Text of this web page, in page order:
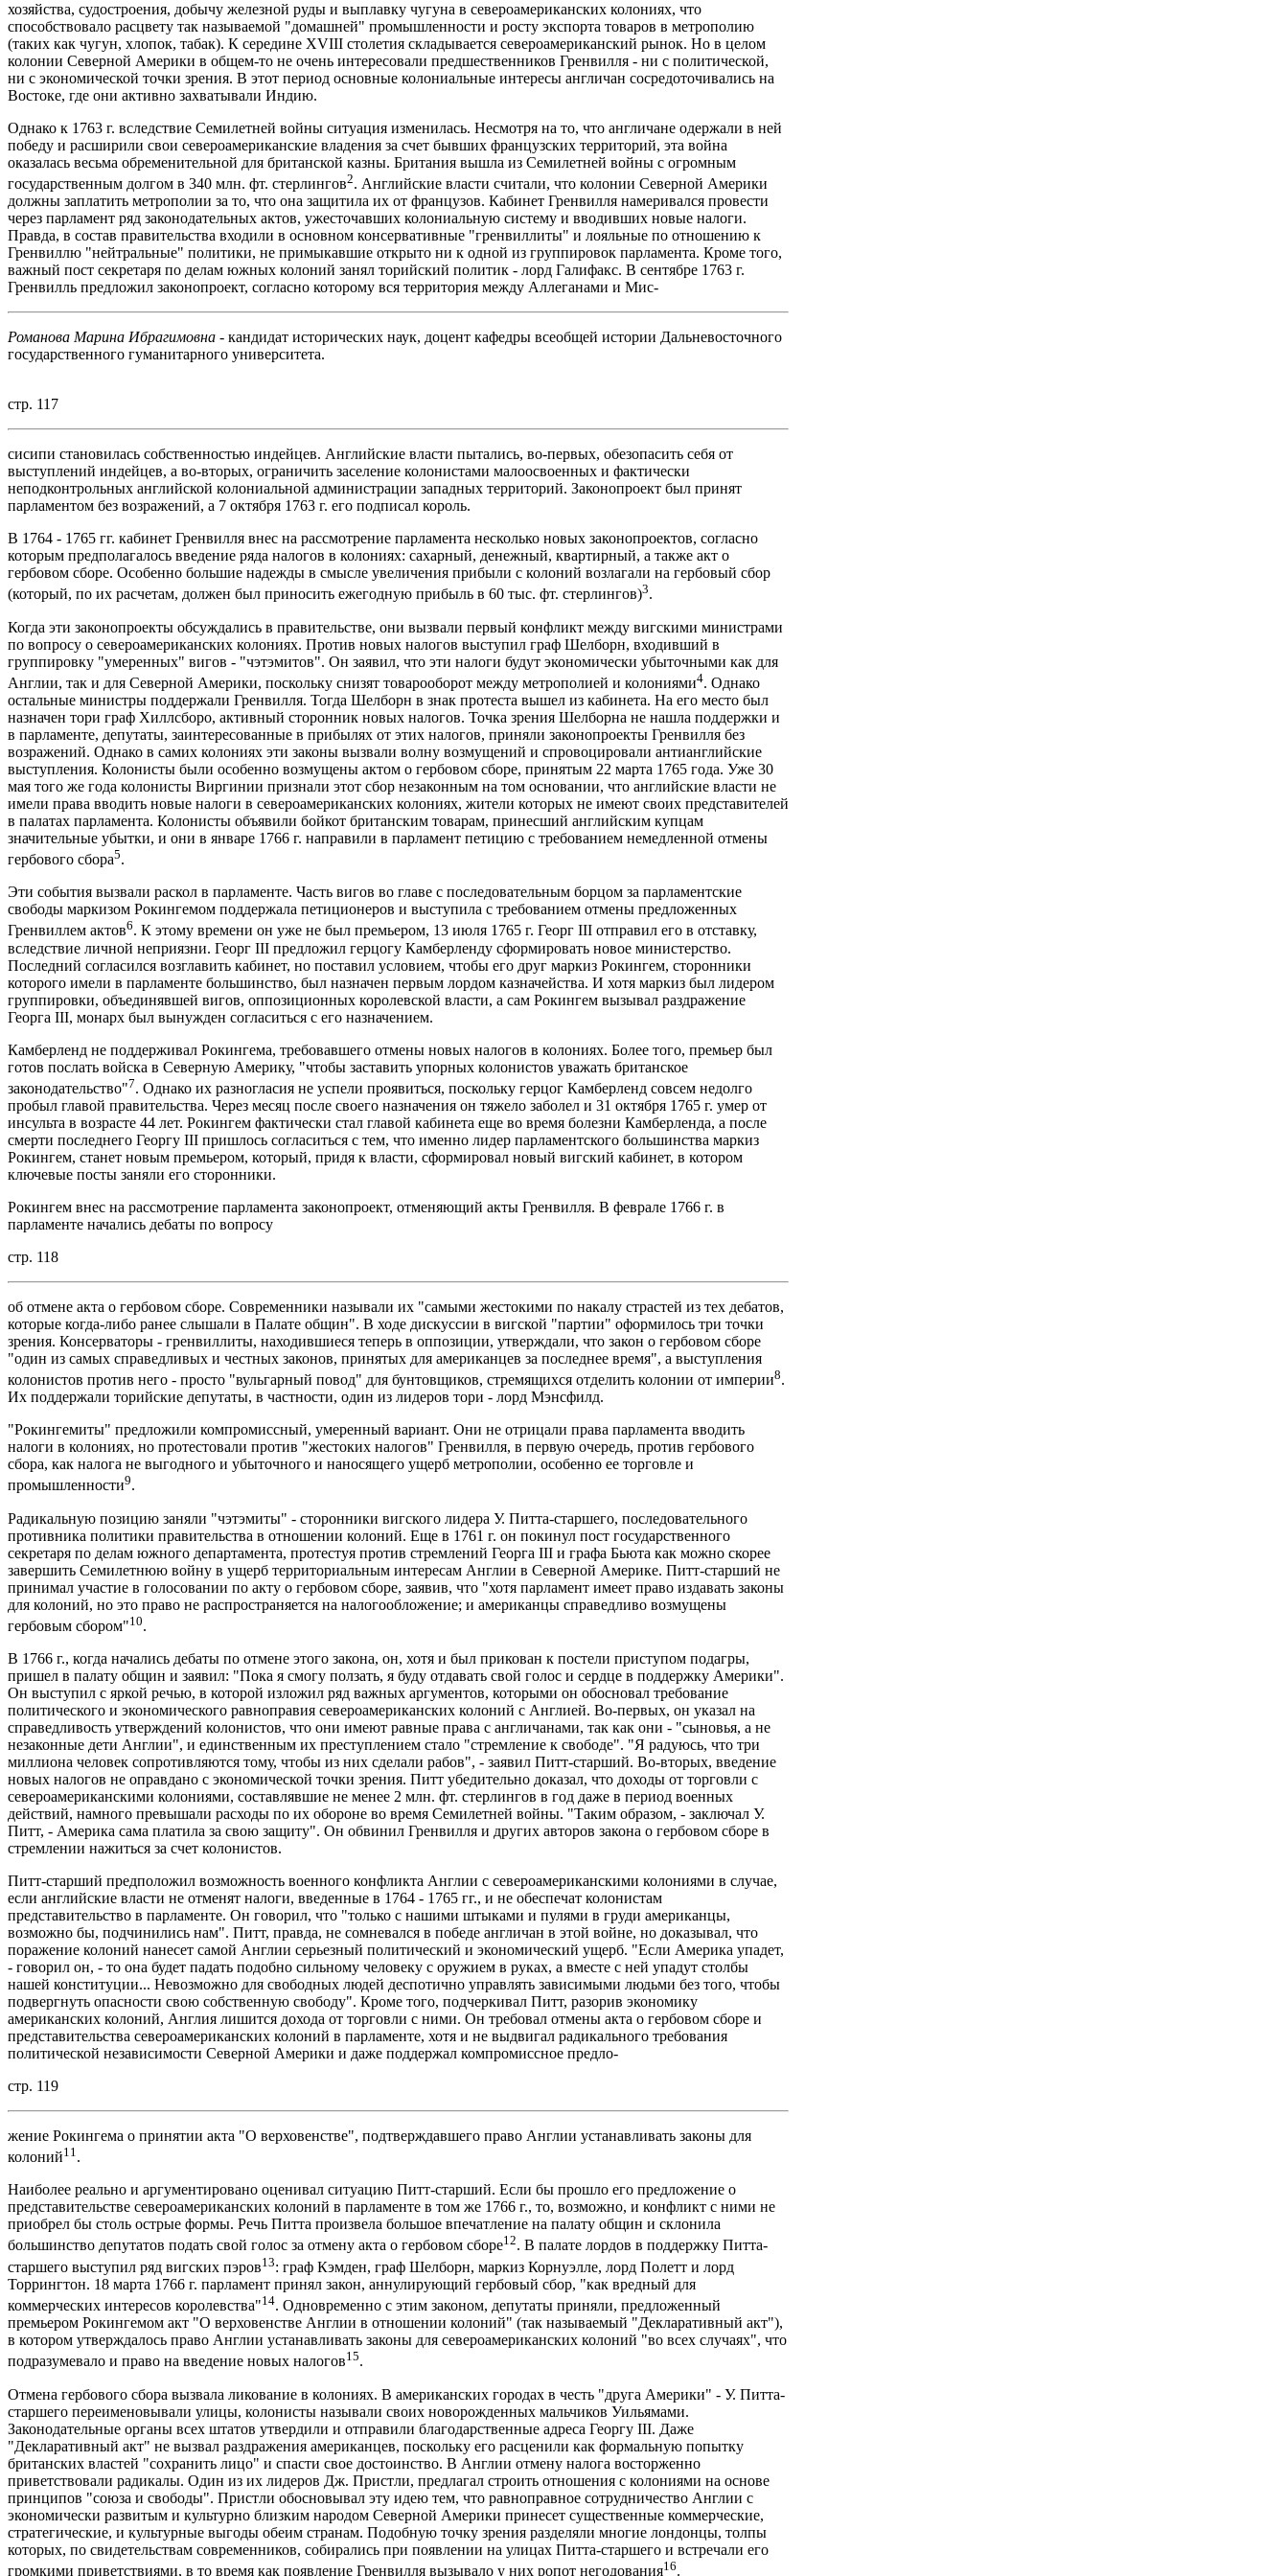
хозяйства, судостроения, добычу железной руды и выплавку чугуна в североамериканских колониях, что
способствовало расцвету так называемой "домашней" промышленности и росту экспорта товаров в метрополию
(таких как чугун, хлопок, табак). К середине XVIII столетия складывается североамериканский рынок. Но в целом
колонии Северной Америки в общем-то не очень интересовали предшественников Гренвилля - ни с политической,
ни с экономической точки зрения. В этот период основные колониальные интересы англичан сосредоточивались на
Востоке, где они активно захватывали Индию.
Однако к 1763 г. вследствие Семилетней войны ситуация изменилась. Несмотря на то, что англичане одержали в ней
победу и расширили свои североамериканские владения за счет бывших французских территорий, эта война
оказалась весьма обременительной для британской казны. Британия вышла из Семилетней войны с огромным
государственным долгом в 340 млн. фт. стерлингов2. Английские власти считали, что колонии Северной Америки
должны заплатить метрополии за то, что она защитила их от французов. Кабинет Гренвилля намеривался провести
через парламент ряд законодательных актов, ужесточавших колониальную систему и вводивших новые налоги.
Правда, в состав правительства входили в основном консервативные "гренвиллиты" и лояльные по отношению к
Гренвиллю "нейтральные" политики, не примыкавшие открыто ни к одной из группировок парламента. Кроме того,
важный пост секретаря по делам южных колоний занял торийский политик - лорд Галифакс. В сентябре 1763 г.
Гренвилль предложил законопроект, согласно которому вся территория между Аллеганами и Мис-
Романова Марина Ибрагимовна - кандидат исторических наук, доцент кафедры всеобщей истории Дальневосточного
государственного гуманитарного университета.
стр. 117
сисипи становилась собственностью индейцев. Английские власти пытались, во-первых, обезопасить себя от
выступлений индейцев, а во-вторых, ограничить заселение колонистами малоосвоенных и фактически
неподконтрольных английской колониальной администрации западных территорий. Законопроект был принят
парламентом без возражений, а 7 октября 1763 г. его подписал король.
В 1764 - 1765 гг. кабинет Гренвилля внес на рассмотрение парламента несколько новых законопроектов, согласно
которым предполагалось введение ряда налогов в колониях: сахарный, денежный, квартирный, а также акт о
гербовом сборе. Особенно большие надежды в смысле увеличения прибыли с колоний возлагали на гербовый сбор
(который, по их расчетам, должен был приносить ежегодную прибыль в 60 тыс. фт. стерлингов)3.
Когда эти законопроекты обсуждались в правительстве, они вызвали первый конфликт между вигскими министрами
по вопросу о североамериканских колониях. Против новых налогов выступил граф Шелборн, входивший в
группировку "умеренных" вигов - "чэтэмитов". Он заявил, что эти налоги будут экономически убыточными как для
Англии, так и для Северной Америки, поскольку снизят товарооборот между метрополией и колониями4. Однако
остальные министры поддержали Гренвилля. Тогда Шелборн в знак протеста вышел из кабинета. На его место был
назначен тори граф Хиллсборо, активный сторонник новых налогов. Точка зрения Шелборна не нашла поддержки и
в парламенте, депутаты, заинтересованные в прибылях от этих налогов, приняли законопроекты Гренвилля без
возражений. Однако в самих колониях эти законы вызвали волну возмущений и спровоцировали антианглийские
выступления. Колонисты были особенно возмущены актом о гербовом сборе, принятым 22 марта 1765 года. Уже 30
мая того же года колонисты Виргинии признали этот сбор незаконным на том основании, что английские власти не
имели права вводить новые налоги в североамериканских колониях, жители которых не имеют своих представителей
в палатах парламента. Колонисты объявили бойкот британским товарам, принесший английским купцам
значительные убытки, и они в январе 1766 г. направили в парламент петицию с требованием немедленной отмены
гербового сбора5.
Эти события вызвали раскол в парламенте. Часть вигов во главе с последовательным борцом за парламентские
свободы маркизом Рокингемом поддержала петиционеров и выступила с требованием отмены предложенных
Гренвиллем актов6. К этому времени он уже не был премьером, 13 июля 1765 г. Георг III отправил его в отставку,
вследствие личной неприязни. Георг III предложил герцогу Камберленду сформировать новое министерство.
Последний согласился возглавить кабинет, но поставил условием, чтобы его друг маркиз Рокингем, сторонники
которого имели в парламенте большинство, был назначен первым лордом казначейства. И хотя маркиз был лидером
группировки, объединявшей вигов, оппозиционных королевской власти, а сам Рокингем вызывал раздражение
Георга III, монарх был вынужден согласиться с его назначением.
Камберленд не поддерживал Рокингема, требовавшего отмены новых налогов в колониях. Более того, премьер был
готов послать войска в Северную Америку, "чтобы заставить упорных колонистов уважать британское
законодательство"7. Однако их разногласия не успели проявиться, поскольку герцог Камберленд совсем недолго
пробыл главой правительства. Через месяц после своего назначения он тяжело заболел и 31 октября 1765 г. умер от
инсульта в возрасте 44 лет. Рокингем фактически стал главой кабинета еще во время болезни Камберленда, а после
смерти последнего Георгу III пришлось согласиться с тем, что именно лидер парламентского большинства маркиз
Рокингем, станет новым премьером, который, придя к власти, сформировал новый вигский кабинет, в котором
ключевые посты заняли его сторонники.
Рокингем внес на рассмотрение парламента законопроект, отменяющий акты Гренвилля. В феврале 1766 г. в
парламенте начались дебаты по вопросу
стр. 118
об отмене акта о гербовом сборе. Современники называли их "самыми жестокими по накалу страстей из тех дебатов,
которые когда-либо ранее слышали в Палате общин". В ходе дискуссии в вигской "партии" оформилось три точки
зрения. Консерваторы - гренвиллиты, находившиеся теперь в оппозиции, утверждали, что закон о гербовом сборе
"один из самых справедливых и честных законов, принятых для американцев за последнее время", а выступления
колонистов против него - просто "вульгарный повод" для бунтовщиков, стремящихся отделить колонии от империи8.
Их поддержали торийские депутаты, в частности, один из лидеров тори - лорд Мэнсфилд.
"Рокингемиты" предложили компромиссный, умеренный вариант. Они не отрицали права парламента вводить
налоги в колониях, но протестовали против "жестоких налогов" Гренвилля, в первую очередь, против гербового
сбора, как налога не выгодного и убыточного и наносящего ущерб метрополии, особенно ее торговле и
промышленности9.
Радикальную позицию заняли "чэтэмиты" - сторонники вигского лидера У. Питта-старшего, последовательного
противника политики правительства в отношении колоний. Еще в 1761 г. он покинул пост государственного
секретаря по делам южного департамента, протестуя против стремлений Георга III и графа Бьюта как можно скорее
завершить Семилетнюю войну в ущерб территориальным интересам Англии в Северной Америке. Питт-старший не
принимал участие в голосовании по акту о гербовом сборе, заявив, что "хотя парламент имеет право издавать законы
для колоний, но это право не распространяется на налогообложение; и американцы справедливо возмущены
гербовым сбором"10.
В 1766 г., когда начались дебаты по отмене этого закона, он, хотя и был прикован к постели приступом подагры,
пришел в палату общин и заявил: "Пока я смогу ползать, я буду отдавать свой голос и сердце в поддержку Америки".
Он выступил с яркой речью, в которой изложил ряд важных аргументов, которыми он обосновал требование
политического и экономического равноправия североамериканских колоний с Англией. Во-первых, он указал на
справедливость утверждений колонистов, что они имеют равные права с англичанами, так как они - "сыновья, а не
незаконные дети Англии", и единственным их преступлением стало "стремление к свободе". "Я радуюсь, что три
миллиона человек сопротивляются тому, чтобы из них сделали рабов", - заявил Питт-старший. Во-вторых, введение
новых налогов не оправдано с экономической точки зрения. Питт убедительно доказал, что доходы от торговли с
североамериканскими колониями, составлявшие не менее 2 млн. фт. стерлингов в год даже в период военных
действий, намного превышали расходы по их обороне во время Семилетней войны. "Таким образом, - заключал У.
Питт, - Америка сама платила за свою защиту". Он обвинил Гренвилля и других авторов закона о гербовом сборе в
стремлении нажиться за счет колонистов.
Питт-старший предположил возможность военного конфликта Англии с североамериканскими колониями в случае,
если английские власти не отменят налоги, введенные в 1764 - 1765 гг., и не обеспечат колонистам
представительство в парламенте. Он говорил, что "только с нашими штыками и пулями в груди американцы,
возможно бы, подчинились нам". Питт, правда, не сомневался в победе англичан в этой войне, но доказывал, что
поражение колоний нанесет самой Англии серьезный политический и экономический ущерб. "Если Америка упадет,
- говорил он, - то она будет падать подобно сильному человеку с оружием в руках, а вместе с ней упадут столбы
нашей конституции... Невозможно для свободных людей деспотично управлять зависимыми людьми без того, чтобы
подвергнуть опасности свою собственную свободу". Кроме того, подчеркивал Питт, разорив экономику
американских колоний, Англия лишится дохода от торговли с ними. Он требовал отмены акта о гербовом сборе и
представительства североамериканских колоний в парламенте, хотя и не выдвигал радикального требования
политической независимости Северной Америки и даже поддержал компромиссное предло-
стр. 119
жение Рокингема о принятии акта "О верховенстве", подтверждавшего право Англии устанавливать законы для
колоний11 .
Наиболее реально и аргументировано оценивал ситуацию Питт-старший. Если бы прошло его предложение о
представительстве североамериканских колоний в парламенте в том же 1766 г., то, возможно, и конфликт с ними не
приобрел бы столь острые формы. Речь Питта произвела большое впечатление на палату общин и склонила
большинство депутатов подать свой голос за отмену акта о гербовом сборе12. В палате лордов в поддержку Питта-
старшего выступил ряд вигских пэров13: граф Кэмден, граф Шелборн, маркиз Корнуэлле, лорд Полетт и лорд
Торрингтон. 18 марта 1766 г. парламент принял закон, аннулирующий гербовый сбор, "как вредный для
коммерческих интересов королевства"14. Одновременно с этим законом, депутаты приняли, предложенный
премьером Рокингемом акт "О верховенстве Англии в отношении колоний" (так называемый "Декларативный акт"),
в котором утверждалось право Англии устанавливать законы для североамериканских колоний "во всех случаях", что
подразумевало и право на введение новых налогов15.
Отмена гербового сбора вызвала ликование в колониях. В американских городах в честь "друга Америки" - У. Питта-
старшего переименовывали улицы, колонисты называли своих новорожденных мальчиков Уильямами.
Законодательные органы всех штатов утвердили и отправили благодарственные адреса Георгу III. Даже
"Декларативный акт" не вызвал раздражения американцев, поскольку его расценили как формальную попытку
британских властей "сохранить лицо" и спасти свое достоинство. В Англии отмену налога восторженно
приветствовали радикалы. Один из их лидеров Дж. Пристли, предлагал строить отношения с колониями на основе
принципов "союза и свободы". Пристли обосновывал эту идею тем, что равноправное сотрудничество Англии с
экономически развитым и культурно близким народом Северной Америки принесет существенные коммерческие,
стратегические, и культурные выгоды обеим странам. Подобную точку зрения разделяли многие лондонцы, толпы
которых, по свидетельствам современников, собирались при появлении на улицах Питта-старшего и встречали его
громкими приветствиями, в то время как появление Гренвилля вызывало у них ропот негодования16.